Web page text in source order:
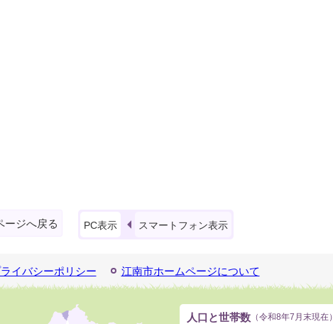
ージへ戻る PC表示 スマートフォン表示
イバシーポリシー 江南市ホームページについて
人口と世帯数 （令和8年7月末現在）